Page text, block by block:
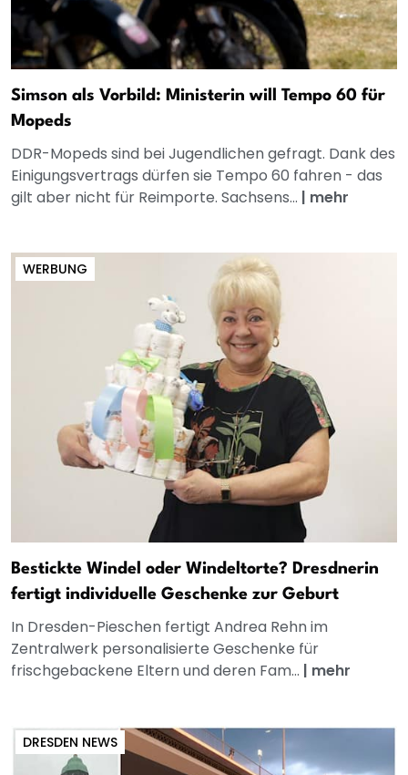
Simson als Vorbild: Ministerin will Tempo 60 für
Mopeds
DDR-Mopeds sind bei Jugendlichen gefragt. Dank des
Einigungsvertrags dürfen sie Tempo 60 fahren - das
gilt aber nicht für Reimporte. Sachsens... | mehr
WERBUNG
Bestickte Windel oder Windeltorte? Dresdnerin
fertigt individuelle Geschenke zur Geburt
In Dresden-Pieschen fertigt Andrea Rehn im
Zentralwerk personalisierte Geschenke für
frischgebackene Eltern und deren Fam... | mehr
DRESDEN NEWS